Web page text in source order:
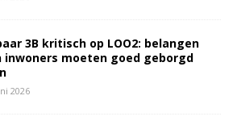
3B kritisch op LOO2: belangen
inwoners moeten goed geborgd
2026